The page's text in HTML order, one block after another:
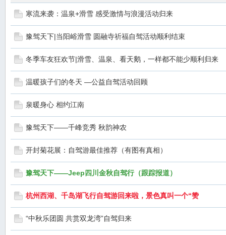
寒流来袭：温泉+滑雪 感受激情与浪漫活动归来
豫驾天下|当阳峪滑雪 圆融寺祈福自驾活动顺利结束
冬季车友狂欢节|滑雪、温泉、看天鹅，一样都不能少顺利归来
温暖孩子们的冬天 —公益自驾活动回顾
泉暖身心 相约江南
豫驾天下——千峰竞秀 秋韵神农
开封菊花展：自驾游最佳推荐（有图有真相）
豫驾天下——Jeep四川金秋自驾行（跟踪报道）
杭州西湖、千岛湖飞行自驾游回来啦，景色真叫一个“赞
“中秋乐团圆 共赏双龙湾”自驾归来